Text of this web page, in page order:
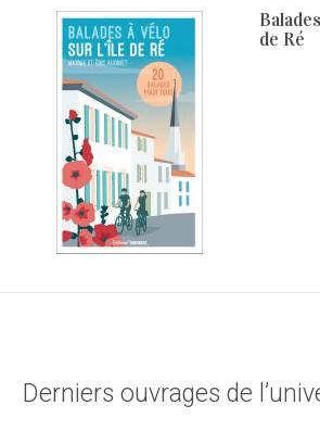
de Ré
Derniers ouvrages de